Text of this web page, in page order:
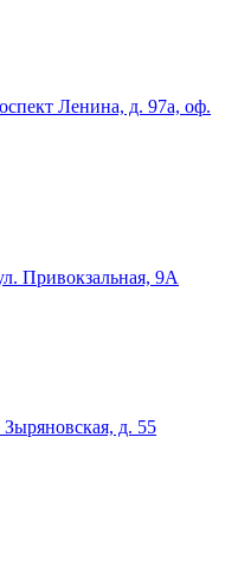
Ленина, д. 97а, оф.
Привокзальная, 9А
д. 55